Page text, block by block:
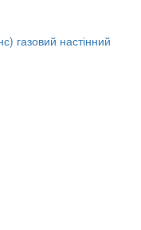
газовий настінний